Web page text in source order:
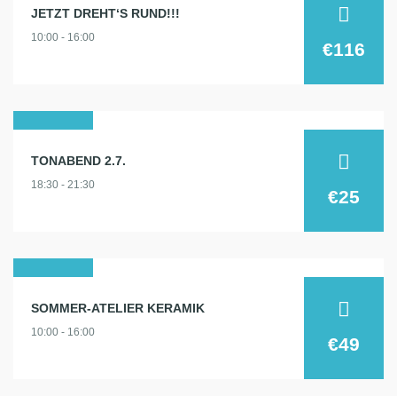
2025
JETZT DREHT‘S RUND!!!
10:00 - 16:00
€116
2025
TONABEND 2.7.
18:30 - 21:30
€25
2025
SOMMER-ATELIER KERAMIK
10:00 - 16:00
€49